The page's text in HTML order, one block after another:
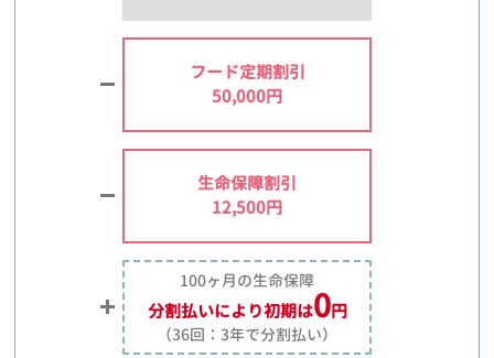
フード定期割引
50,000円
生命保障割引
12,500円
100ヶ月の生命保障
分割払いにより初期は0円
（36回：3年で分割払い）